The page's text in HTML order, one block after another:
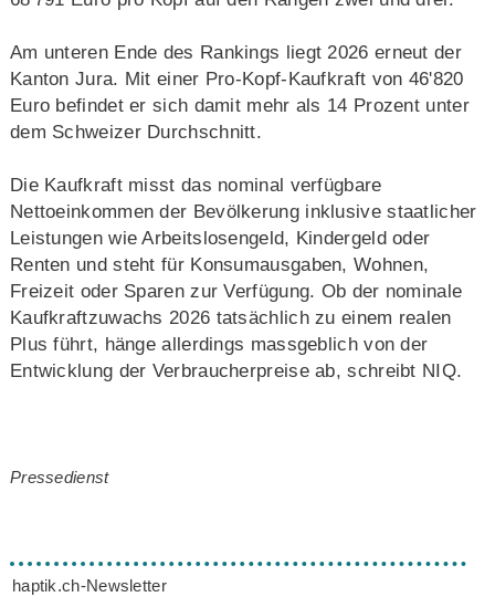
Am unteren Ende des Rankings liegt 2026 erneut der
Kanton Jura. Mit einer Pro‑Kopf‑Kaufkraft von 46'820
Euro befindet er sich damit mehr als 14 Prozent unter
dem Schweizer Durchschnitt.
Die Kaufkraft misst das nominal verfügbare
Nettoeinkommen der Bevölkerung inklusive staatlicher
Leistungen wie Arbeitslosengeld, Kindergeld oder
Renten und steht für Konsumausgaben, Wohnen,
Freizeit oder Sparen zur Verfügung. Ob der nominale
Kaufkraftzuwachs 2026 tatsächlich zu einem realen
Plus führt, hänge allerdings massgeblich von der
Entwicklung der Verbraucherpreise ab, schreibt NIQ.
Pressedienst
haptik.ch-Newsletter